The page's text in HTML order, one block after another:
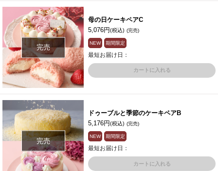
完売
母の日ケーキペアC
5,076円(税込) (完売)
NEW 期間限定
最短お届け日：
カートに入れる
完売
ドゥーブルと季節のケーキペアB
5,176円(税込) (完売)
NEW 期間限定
最短お届け日：
カートに入れる